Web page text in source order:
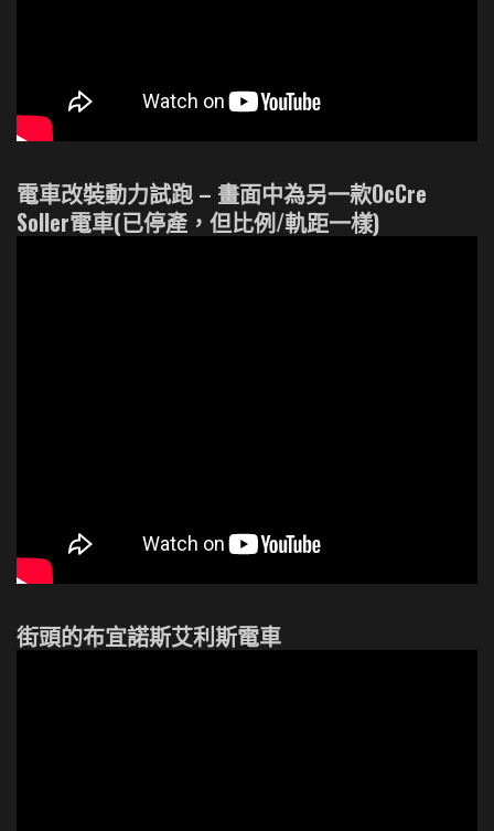
電車改裝動力試跑 – 畫面中為另一款OcCre
Soller電車(已停產，但比例/軌距一樣)
街頭的布宜諾斯艾利斯電車